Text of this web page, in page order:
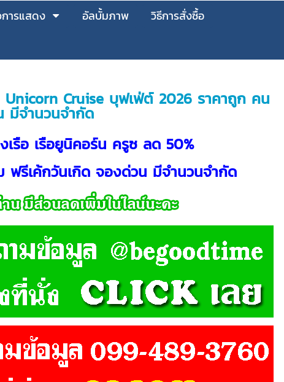
ารแสดง อัลบั้มภาพ
วิธีการสั่งซื้อ
Unicorn Cruise บุฟเฟ่ต์ 2026 ราคาถูก คน
มีจำนวนจำกัด
เรือ เรือยูนิคอร์น ครูซ ลด 50%
ฟรีเค้กวันเกิด จองด่วน มีจำนวนจำกัด